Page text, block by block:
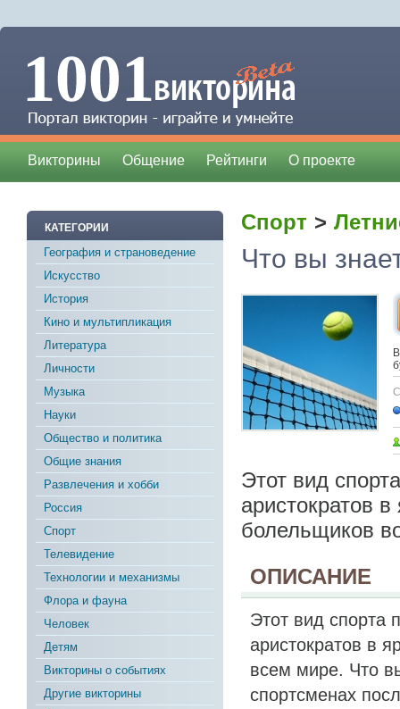
Викторины Общение Рейтинги О проекте
КАТЕГОРИИ
География и страноведение
Искусство
История
Кино и мультипликация
Литература
Личности
Музыка
Науки
Общество и политика
Общие знания
Развлечения и хобби
Россия
Спорт
Телевидение
Технологии и механизмы
Флора и фауна
Человек
Детям
Викторины о событиях
Другие викторины
Спорт >
Что вы
Этот вид
аристократов
болельщиков
ОПИСАНИЕ
Этот вид спорта
аристократов в
всем мире. Что
спортсменах